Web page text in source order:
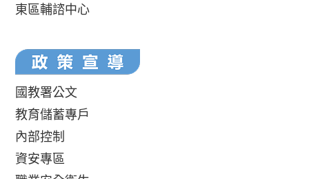
東區輔諮中心
國教署公文
教育儲蓄專戶
內部控制
資安專區